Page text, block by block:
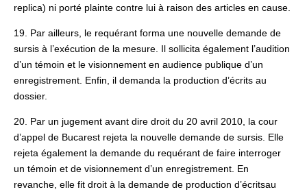
replica) ni porté plainte contre lui à raison des articles en cause.
19. Par ailleurs, le requérant forma une nouvelle demande de
sursis à l’exécution de la mesure. Il sollicita également l’audition
d’un témoin et le visionnement en audience publique d’un
enregistrement. Enfin, il demanda la production d’écrits au
dossier.
20. Par un jugement avant dire droit du 20 avril 2010, la cour
d’appel de Bucarest rejeta la nouvelle demande de sursis. Elle
rejeta également la demande du requérant de faire interroger
un témoin et de visionnement d’un enregistrement. En
revanche, elle fit droit à la demande de production d’écritsau